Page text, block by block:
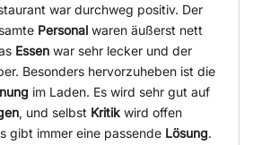
war durchweg positiv. Der
Personal waren äußerst nett
Essen war sehr lecker und der
Besonders hervorzuheben ist die
im Laden. Es wird sehr gut auf
, und selbst Kritik wird offen
gibt immer eine passende Lösung.